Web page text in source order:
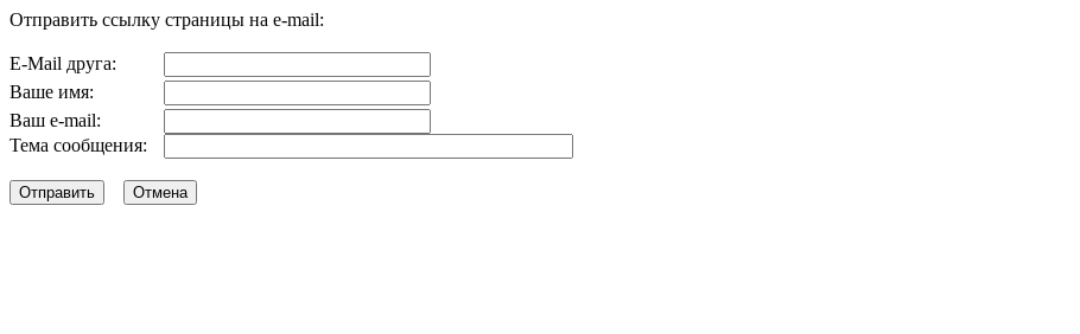
Отправить ссылку страницы на e-mail:
E-Mail друга:
Ваше имя:
Ваш e-mail:
Тема сообщения: